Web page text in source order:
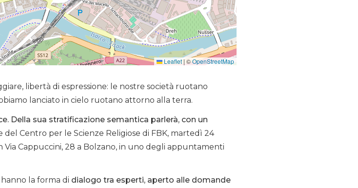
Leaflet|©OpenStreetMap
libertà di espressione: le nostre società ruotano
lanciato in cielo ruotano attorno alla terra.
Della sua stratificazione semantica parlerà, con un
del Centro per le Scienze Religiose di FBK, martedì 24
Via Cappuccini, 28 a Bolzano, in uno degli appuntamenti
la forma di dialogo tra esperti, aperto alle domande